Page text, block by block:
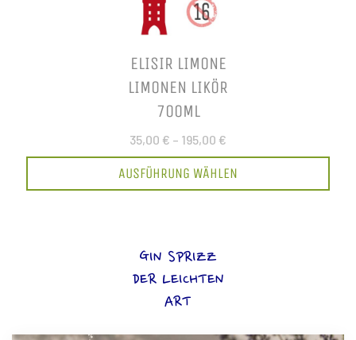
ELISIR LIMONE
LIMONEN LIKÖR
700ML
35,00 € – 195,00 €
AUSFÜHRUNG WÄHLEN
GIN SPRIZZ
DER LEICHTEN
ART